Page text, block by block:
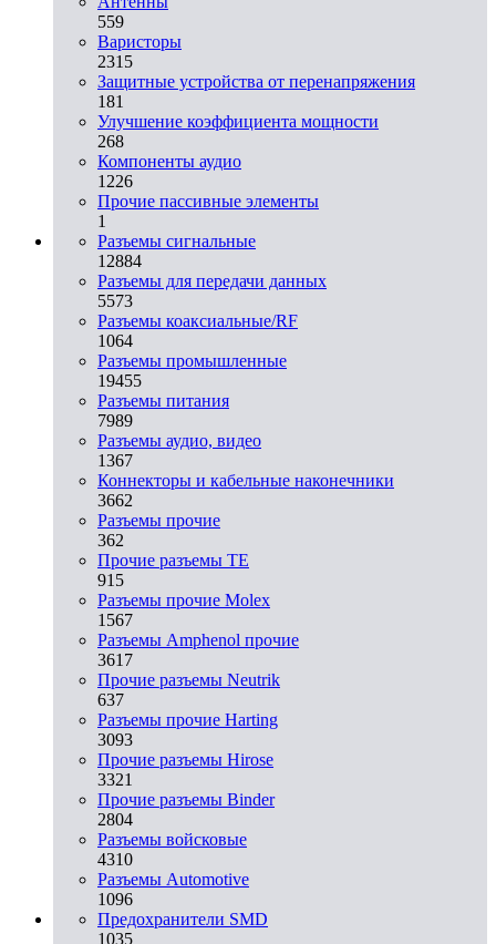
559
Варисторы
2315
Защитные устройства от перенапряжения
181
Улучшение коэффициента мощности
268
Компоненты аудио
1226
Прочие пассивные элементы
1
Разъeмы сигнальные
12884
Разъeмы для передачи данных
5573
Разъeмы коаксиальные/RF
1064
Разъeмы промышленные
19455
Разъeмы питания
7989
Разъeмы аудио, видео
1367
Коннекторы и кабельные наконечники
3662
Разъeмы прочие
362
Прочие разъемы TE
915
Разъемы прочие Molex
1567
Разъемы Amphenol прочие
3617
Прочие разъемы Neutrik
637
Разъемы прочие Harting
3093
Прочие разъемы Hirose
3321
Прочие разъемы Binder
2804
Разъемы войсковые
4310
Разъeмы Automotive
1096
Предохранители SMD
1035